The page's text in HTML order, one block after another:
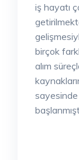
iş hayatı
birçok
alım
sayesinde